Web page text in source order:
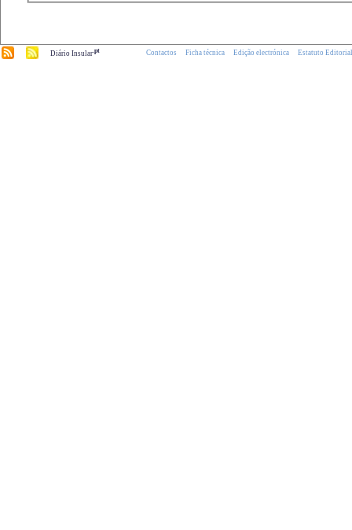
Diário Insular.pt Contactos Ficha técnica Edição electrónica Estatuto Editorial